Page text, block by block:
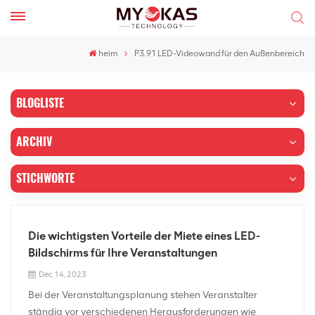
heim P3.91 LED-Videowand für den Außenbereich
BLOGLISTE
ARCHIV
STICHWORTE
Die wichtigsten Vorteile der Miete eines LED-
Bildschirms für Ihre Veranstaltungen
Dec 14, 2023
Bei der Veranstaltungsplanung stehen Veranstalter
ständig vor verschiedenen Herausforderungen wie